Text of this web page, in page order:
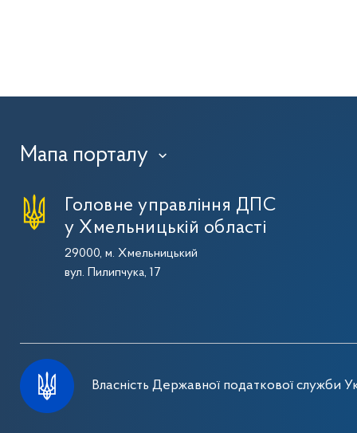
Мапа порталу ›
Головне управління ДПС
у Хмельницькій області
29000, м. Хмельницький
вул. Пилипчука, 17
Власність Державної податкової служби